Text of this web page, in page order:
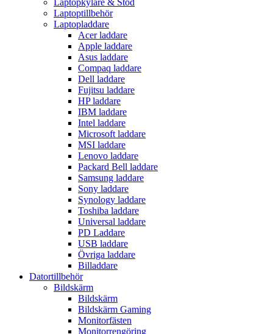
Laptopkylare & Stöd
Laptoptillbehör
Laptopladdare
Acer laddare
Apple laddare
Asus laddare
Compaq laddare
Dell laddare
Fujitsu laddare
HP laddare
IBM laddare
Intel laddare
Microsoft laddare
MSI laddare
Lenovo laddare
Packard Bell laddare
Samsung laddare
Sony laddare
Synology laddare
Toshiba laddare
Universal laddare
PD Laddare
USB laddare
Övriga laddare
Billaddare
Datortillbehör
Bildskärm
Bildskärm
Bildskärm Gaming
Monitorfästen
Monitorrengöring